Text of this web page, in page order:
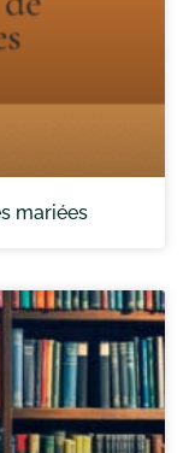
mariées